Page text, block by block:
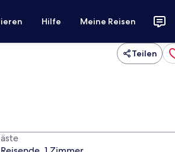
Hilfe Meine Reisen
Teilen